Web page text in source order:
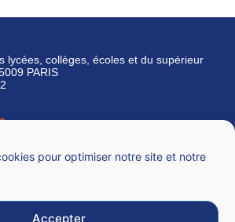
pour optimiser notre site et notre
Accepter
lycées, collèges, écoles et du supérieur
PARIS